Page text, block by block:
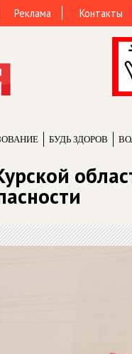
Реклама Контакты
БУДЬ ЗДОРОВ